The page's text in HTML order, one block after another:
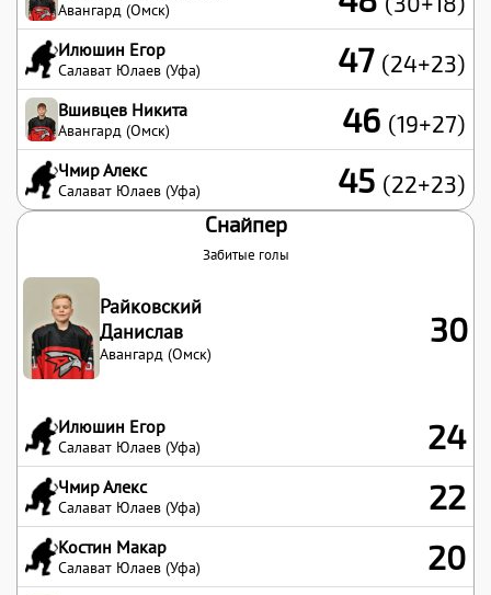
Авангард (Омск)
Илюшин Егор
Салават Юлаев (Уфа) 47 (24+23)
Вшивцев Никита
Авангард (Омск) 46 (19+27)
Чмир Алекс
Салават Юлаев (Уфа) 45 (22+23)
Снайпер
Забитые голы
Райковский
Данислав
Авангард (Омск)
30
Илюшин Егор
Салават Юлаев (Уфа) 24
Чмир Алекс
Салават Юлаев (Уфа) 22
Костин Макар
Салават Юлаев (Уфа) 20